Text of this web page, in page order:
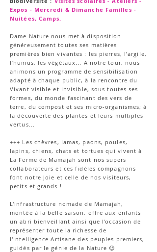
Expos - Mercredi & Dimanche Familles -
Nuitées, Camps.
Dame Nature nous met à disposition
généreusement toutes ses matières
premières bien vivantes : les pierres, l’argile,
l’humus, les végétaux... A notre tour, nous
animons un programme de sensibilisation
adapté à chaque public, à la rencontre du
Vivant visible et invisible, sous toutes ses
formes, du monde fascinant des vers de
terre, du compost et ses micro-organismes; à
la découverte des plantes et leurs multiples
vertus...
+++ Les chèvres, lamas, paons, poules,
lapins, chiens, chats et tortues qui vivent à
La Ferme de Mamajah sont nos supers
collaborateurs et ces fidèles compagnons
font notre Joie et celle de nos visiteurs,
petits et grands !
L'infrastructure nomade de Mamajah,
montée à la belle saison, offre aux enfants
un abri bienveillant ainsi que l'occasion de
représenter toute la richesse de
l'Intelligence Artisane des peuples premiers,
guidés par le génie de la Nature 😉